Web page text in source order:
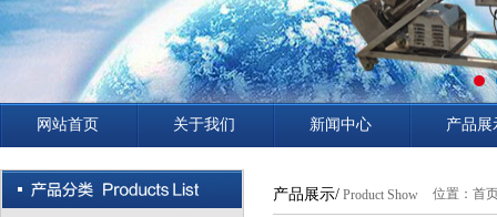
网站首页 关于我们 新闻中心 产品展
产品展示/ Product Show 位置： 首